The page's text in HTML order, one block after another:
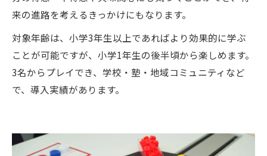
来の進路を考えるきっかけにもなります。
対象年齢は、小学3年生以上であればより効果的に学ぶ
ことが可能ですが、小学1年生の後半頃から楽しめます。
3名からプレイでき、学校・塾・地域コミュニティなど
で、導入実績があります。